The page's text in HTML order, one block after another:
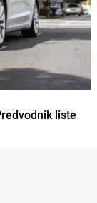
liste